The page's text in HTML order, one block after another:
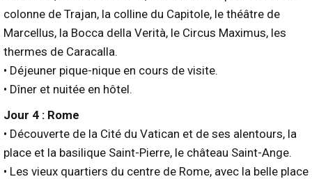
colonne de Trajan, la colline du Capitole, le théâtre de
Marcellus, la Bocca della Verità, le Circus Maximus, les
thermes de Caracalla.
• Déjeuner pique-nique en cours de visite.
• Dîner et nuitée en hôtel.
Jour 4 : Rome
• Découverte de la Cité du Vatican et de ses alentours, la
place et la basilique Saint-Pierre, le château Saint-Ange.
• Les vieux quartiers du centre de Rome, avec la belle place